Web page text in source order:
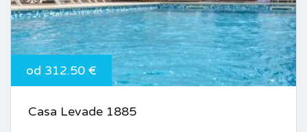
od 312.50 €
Casa Levade 1885